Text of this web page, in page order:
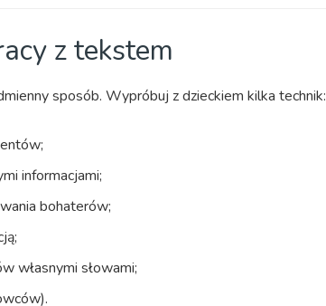
z tekstem
sposób. Wypróbuj z dzieckiem kilka technik:
informacjami;
bohaterów;
własnymi słowami;